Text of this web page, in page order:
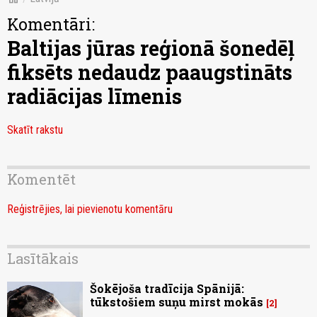
Komentāri:
Baltijas jūras reģionā šonedēļ
fiksēts nedaudz paaugstināts
radiācijas līmenis
Skatīt rakstu
Komentēt
Reģistrējies, lai pievienotu komentāru
Lasītākais
Šokējoša tradīcija Spānijā:
tūkstošiem suņu mirst mokās
2